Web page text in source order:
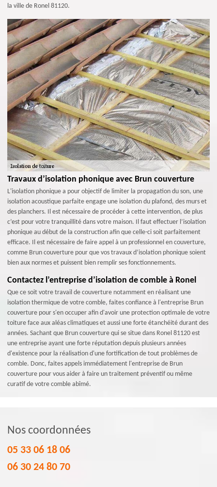
la ville de Ronel 81120.
Travaux d’isolation phonique avec Brun couverture
L'isolation phonique a pour objectif de limiter la propagation du son, une
isolation acoustique parfaite engage une isolation du plafond, des murs et
des planchers. Il est nécessaire de procéder à cette intervention, de plus
c’est pour votre tranquillité dans votre maison. Il faut effectuer l’isolation
phonique au début de la construction afin que celle-ci soit parfaitement
efficace. Il est nécessaire de faire appel à un professionnel en couverture,
comme Brun couverture pour que vos travaux d’isolation phonique soient
bien aux normes et puissent bien remplir ses fonctionnements.
Contactez l’entreprise d’isolation de comble à Ronel
Que ce soit votre travail de couverture notamment en réalisant une
isolation thermique de votre comble, faites confiance à l'entreprise Brun
couverture pour s'en occuper afin d'avoir une protection optimale de votre
toiture face aux aléas climatiques et aussi une forte étanchéité durant des
années. Sachant que Brun couverture qui se situe dans Ronel 81120 est
une entreprise ayant une forte réputation depuis plusieurs années
d'existence pour la réalisation d'une fortification de tout problèmes de
comble. Donc, faites appels immédiatement l'entreprise de Brun
couverture pour vous aider à faire un traitement préventif ou même
curatif de votre comble abîmé.
Nos coordonnées
05 33 06 18 06
06 30 24 80 70